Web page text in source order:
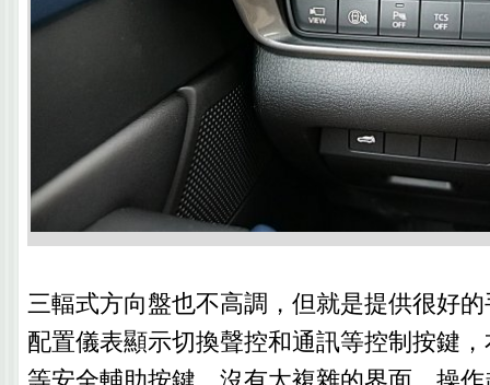
三輻式方向盤也不高調，但就是提供很好
配置儀表顯示切換聲控和通訊等控制按鍵